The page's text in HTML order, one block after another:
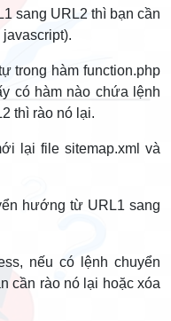
sang URL2 thì bạn cần
hàm function.php
có hàm nào chứa lệnh
thì rào nó lại.
lại file sitemap.xml và
hướng từ URL1 sang
nếu có lệnh chuyển
cần rào nó lại hoặc xóa